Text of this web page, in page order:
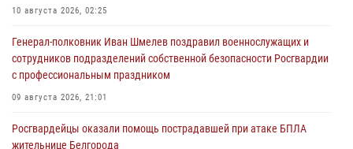
10 августа 2026, 02:25
Генерал-полковник Иван Шмелев поздравил военнослужащих и
сотрудников подразделений собственной безопасности Росгвардии
с профессиональным праздником
09 августа 2026, 21:01
Росгвардейцы оказали помощь пострадавшей при атаке БПЛА
жительнице Белгорода